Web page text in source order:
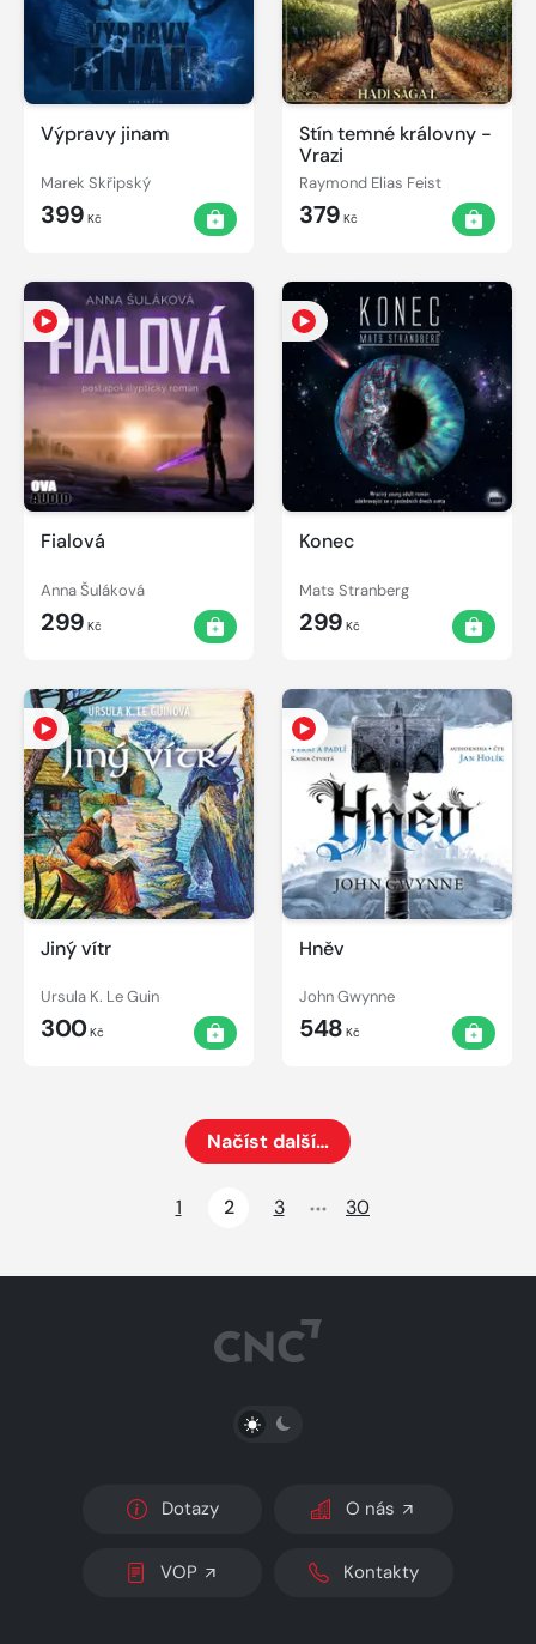
Výpravy jinam
Marek Skřipský
399 Kč
Stín temné královny -
Vrazi
Raymond Elias Feist
379 Kč
Fialová
Anna Šuláková
299 Kč
Konec
Mats Stranberg
299 Kč
Jiný vítr
Ursula K. Le Guin
300Kč
Hněv
John Gwynne
548 Kč
Načíst další…
1
2 3 30
PŘEPNOUT SVĚTLÝ/TMAVÝ REŽIM
Dotazy O nás
VOP Kontakty